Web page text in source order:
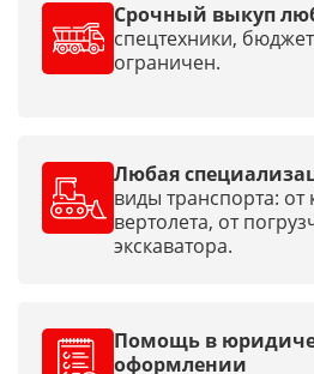
Срочный выкуп
спецтехники,
ограничен.
Любая
виды транспорта: от
вертолета, от
экскаватора.
Помощь в
оформлении